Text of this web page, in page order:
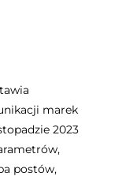
marek
2023
postów,